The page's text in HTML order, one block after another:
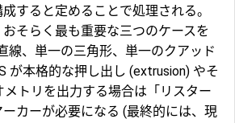
すると定めることで処理される。
そらく最も重要な三つのケースを
線、単一の三角形、単一のクアッド
が本格的な押し出し (extrusion) やそ
メトリを出力する場合は「リスター
ーカーが必要になる (最終的には、現